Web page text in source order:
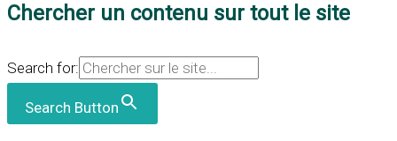
Chercher un contenu sur tout le site
Search for:
Search Button